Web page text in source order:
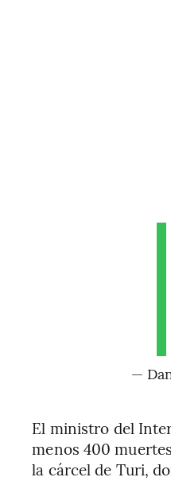
—
El ministro del
menos 400
la cárcel de Turi,